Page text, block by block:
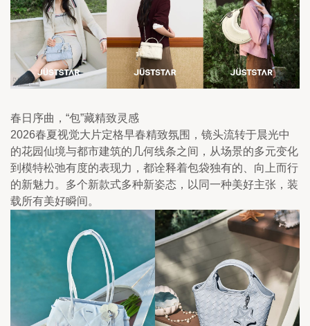
春日序曲，“包”藏精致灵感
2026春夏视觉大片定格早春精致氛围，镜头流转于晨光中
的花园仙境与都市建筑的几何线条之间，从场景的多元变化
到模特松弛有度的表现力，都诠释着包袋独有的、向上而行
的新魅力。多个新款式多种新姿态，以同一种美好主张，装
载所有美好瞬间。